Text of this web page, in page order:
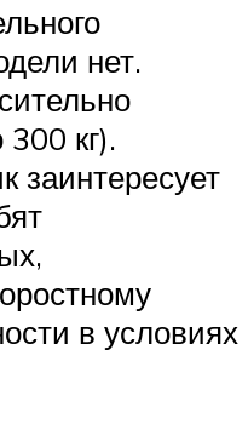
нет.
кг).
заинтересует
в условиях